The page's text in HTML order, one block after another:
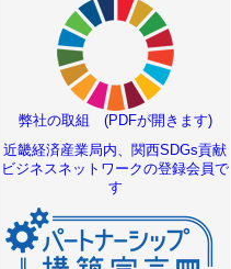
弊社の取組 (PDFが開きます)
近畿経済産業局内、関西SDGs貢献
ビジネスネットワークの登録会員で
す